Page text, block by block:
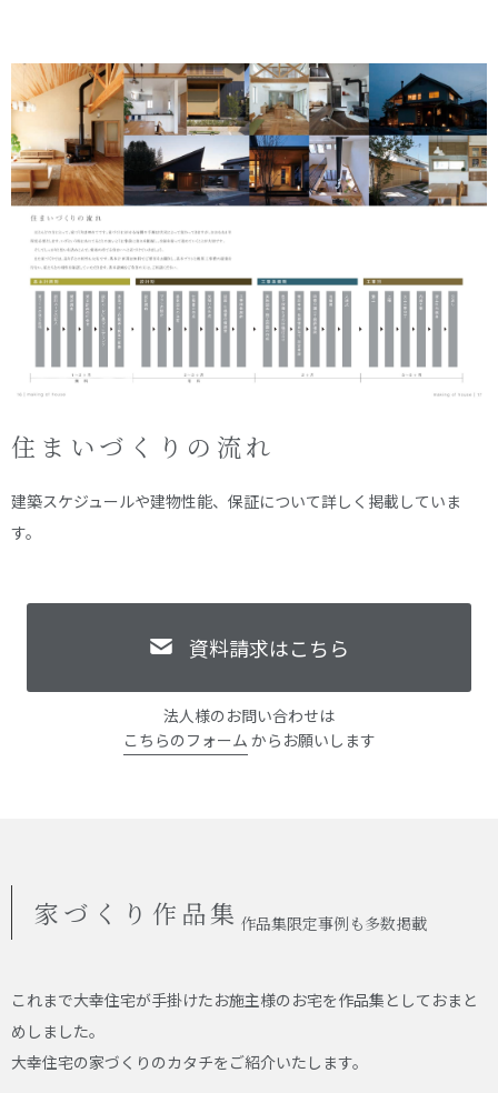
住まいづくりの流れ
建築スケジュールや建物性能、保証について詳しく掲載していま
す。
資料請求はこちら
法人様のお問い合わせは
こちらのフォーム からお願いします
家づくり作品集 作品集限定事例も多数掲載
これまで大幸住宅が手掛けたお施主様のお宅を作品集としておまと
めしました。
大幸住宅の家づくりのカタチをご紹介いたします。